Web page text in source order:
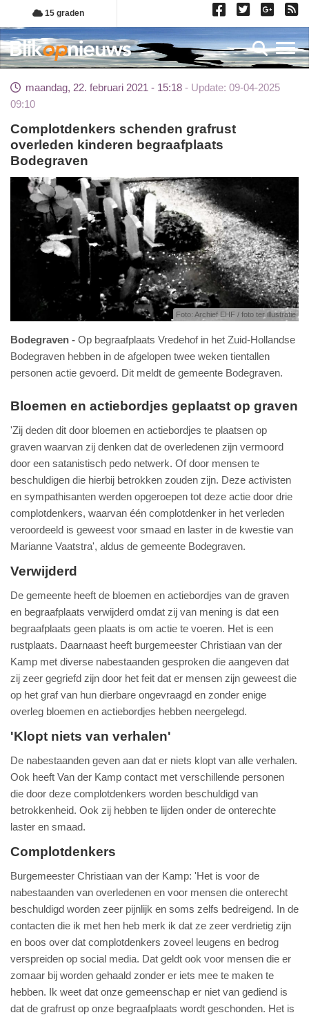
Overslaan
en
naar
de
gaan
15 graden
maandag, 22. februari 2021 - 15:18
Update: 09-04-2025
09:10
Complotdenkers schenden grafrust
overleden kinderen begraafplaats
Bodegraven
Foto: Archief EHF / foto ter illustratie
Bodegraven
Op begraafplaats Vredehof in het Zuid-Hollandse
Bodegraven hebben in de afgelopen twee weken tientallen
personen actie gevoerd. Dit meldt de gemeente Bodegraven.
Bloemen en actiebordjes geplaatst op graven
'Zij deden dit door bloemen en actiebordjes te plaatsen op
graven waarvan zij denken dat de overledenen zijn vermoord
door een satanistisch pedo netwerk. Of door mensen te
beschuldigen die hierbij betrokken zouden zijn. Deze activisten
en sympathisanten werden opgeroepen tot deze actie door drie
complotdenkers, waarvan één complotdenker in het verleden
veroordeeld is geweest voor smaad en laster in de kwestie van
Marianne Vaatstra', aldus de gemeente Bodegraven.
Verwijderd
De gemeente heeft de bloemen en actiebordjes van de graven
en begraafplaats verwijderd omdat zij van mening is dat een
begraafplaats geen plaats is om actie te voeren. Het is een
rustplaats. Daarnaast heeft burgemeester Christiaan van der
Kamp met diverse nabestaanden gesproken die aangeven dat
zij zeer gegriefd zijn door het feit dat er mensen zijn geweest die
op het graf van hun dierbare ongevraagd en zonder enige
overleg bloemen en actiebordjes hebben neergelegd.
'Klopt niets van verhalen'
De nabestaanden geven aan dat er niets klopt van alle verhalen.
Ook heeft Van der Kamp contact met verschillende personen
die door deze complotdenkers worden beschuldigd van
betrokkenheid. Ook zij hebben te lijden onder de onterechte
laster en smaad.
Complotdenkers
Burgemeester Christiaan van der Kamp: 'Het is voor de
nabestaanden van overledenen en voor mensen die onterecht
beschuldigd worden zeer pijnlijk en soms zelfs bedreigend. In de
contacten die ik met hen heb merk ik dat ze zeer verdrietig zijn
en boos over dat complotdenkers zoveel leugens en bedrog
verspreiden op social media. Dat geldt ook voor mensen die er
zomaar bij worden gehaald zonder er iets mee te maken te
hebben. Ik weet dat onze gemeenschap er niet van gediend is
dat de grafrust op onze begraafplaats wordt geschonden. Het is